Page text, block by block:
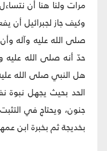
مرات ولنا هنا أن
وكيف جاز لجبرائيل أن
صلى الله عليه وآله
حدّ أنه صلى الله عليه
هل النبي صلى الله
الحد بحيث يجهل نبوة
جنون، ويحتاج في
بخديجة ثم بخبرة ابن